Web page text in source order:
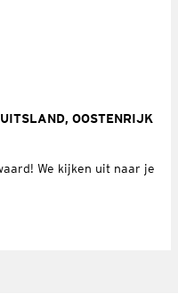
OOSTENRIJK
We kijken uit naar je